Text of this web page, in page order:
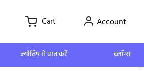
Cart Account
ज्योतिष से बात करें ब्लॉग्स